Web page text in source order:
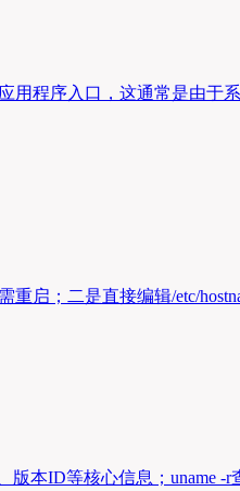
用程序入口，这通常是由于
重启；二是直接编辑/etc/
版本ID等核心信息；uname -